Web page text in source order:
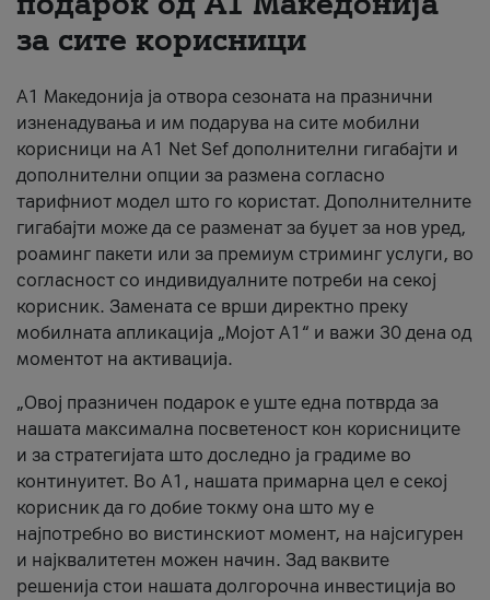
#ПодобарОнлајн
за сите корисници
А1 Македонија ја отвора сезоната на празнични
изненадувања и им подарува на сите мобилни
корисници на A1 Net Sef дополнителни гигабајти и
дополнителни опции за размена согласно
тарифниот модел што го користат. Дополнителните
гигабајти може да се разменат за буџет за нов уред,
роаминг пакети или за премиум стриминг услуги, во
согласност со индивидуалните потреби на секој
корисник. Замената се врши директно преку
мобилната апликација „Мојот А1“ и важи 30 дена од
моментот на активација.
„Овој празничен подарок е уште една потврда за
нашата максимална посветеност кон корисниците
и за стратегијата што доследно ја градиме во
континуитет. Во А1, нашата примарна цел е секој
корисник да го добие токму она што му е
најпотребно во вистинскиот момент, на најсигурен
и најквалитетен можен начин. Зад ваквите
решенија стои нашата долгорочна инвестиција во